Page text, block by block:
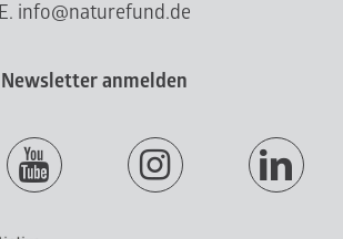
E. info@naturefund.de
Newsletter anmelden